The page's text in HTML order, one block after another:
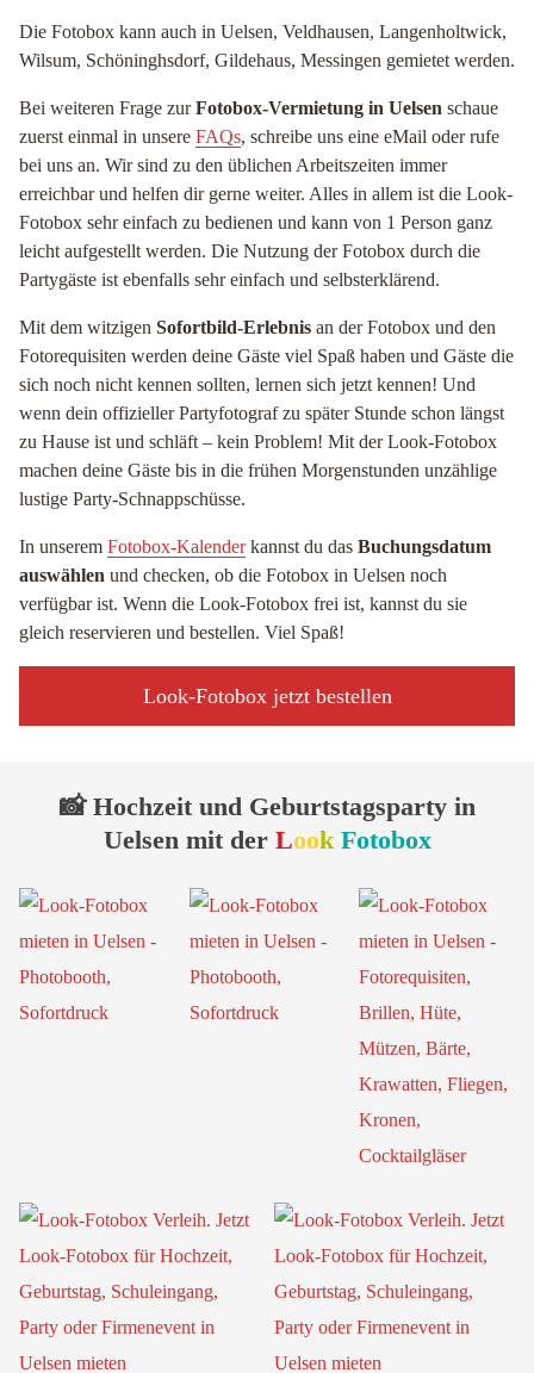
Die Fotobox kann auch in Uelsen, Veldhausen, Langenholtwick,
Wilsum, Schöninghsdorf, Gildehaus, Messingen gemietet werden.
Bei weiteren Frage zurFotobox-Vermietung in Uelsen schaue
zuerst einmal in unsere FAQs, schreibe uns eine eMail oder rufe
bei uns an. Wir sind zu den üblichen Arbeitszeiten immer
erreichbar und helfen dir gerne weiter. Alles in allem ist die Look-
Fotobox sehr einfach zu bedienen und kann von 1 Person ganz
leicht aufgestellt werden. Die Nutzung der Fotobox durch die
Partygäste ist ebenfalls sehr einfach und selbsterklärend.
Mit dem witzigen Sofortbild-Erlebnis an der Fotobox und den
Fotorequisiten werden deine Gäste viel Spaß haben und Gäste die
sich noch nicht kennen sollten, lernen sich jetzt kennen! Und
wenn dein offizieller Partyfotograf zu später Stunde schon längst
zu Hause ist und schläft – kein Problem! Mit der Look-Fotobox
machen deine Gäste bis in die frühen Morgenstunden unzählige
lustige Party-Schnappschüsse.
In unserem Fotobox-Kalenderkannst du das Buchungsdatum
auswählen und checken, ob die Fotobox in Uelsen noch
verfügbar ist. Wenn die Look-Fotobox frei ist, kannst du sie
gleich reservieren und bestellen. Viel Spaß!
Look-Fotobox jetzt bestellen
📸 Hochzeit und Geburtstagsparty in
Uelsen mit der Look Fotobox